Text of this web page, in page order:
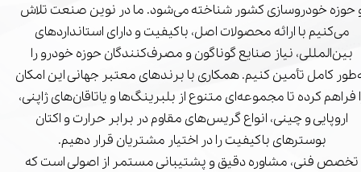
حوزه خودروسازی کشور شناخته می‌شود. ما در نوین صنعت تلاش
می‌کنیم با ارائه محصولات اصل، باکیفیت و دارای استانداردهای
بین‌المللی، نیاز صنایع گوناگون و مصرف‌کنندگان حوزه خودرو را
کامل تأمین کنیم. همکاری با برندهای معتبر جهانی این امکان
فراهم کرده تا مجموعه‌ای متنوع از بلبرینگ‌ها و یاتاقان‌های ژاپنی،
اروپایی و چینی، انواع گریس‌های مقاوم در برابر حرارت و اکتان
بوسترهای باکیفیت را در اختیار مشتریان قرار دهیم.
تخصص فنی، مشاوره دقیق و پشتیبانی مستمر از اصولی است که